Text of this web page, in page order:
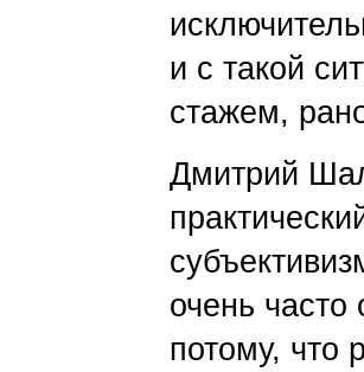
и с такой
стажем,
Дмитрий
очень
потому, что